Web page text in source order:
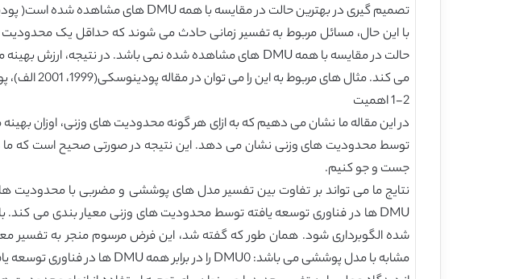
تصمیم گیری در بهترین حالت در مقایسه با همه DMU های مشاهده شده است( پودینوسکی 2001 الف).
می کند. مثال های مربوط به این را می توان در مقاله پودینوسکی(1999، 2001 الف)، پودینوسکی و التانسپولوس 1998 و اخیرا مطالعه خلیلی، کامانهو، پرتلا و علی رضایی(2010) یافت.
1-2 اهمیت
توسط محدودیت های وزنی نشان می دهد. این نتیجه در صورتی صحیح است که ما
جست و جو کنیم.
شده الگوبرداری شود. همان طور که گفته شد، این فرض مرسوم منجر به تفسیر
مشابه با مدل پوششی می باشد: DMU0 را در برابر همه DMU ها در فناوری توسعه یافته برای همه انواع محدودیت های وزنی معیار بندی می کند.